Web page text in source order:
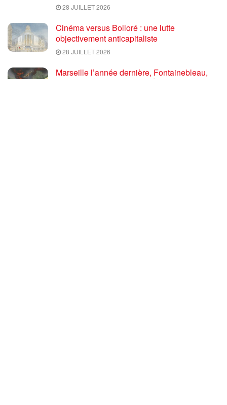
28 JUILLET 2026
Cinéma versus Bolloré : une lutte
objectivement anticapitaliste
28 JUILLET 2026
Marseille l’année dernière, Fontainebleau,
Arcachon, la Drôme et les Écrins cette année